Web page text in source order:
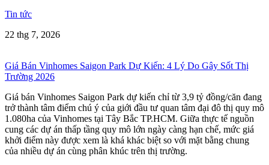
Tin tức
22 thg 7, 2026
Giá Bán Vinhomes Saigon Park Dự Kiến: 4 Lý Do Gây Sốt Thị
Trường 2026
Giá bán Vinhomes Saigon Park dự kiến chỉ từ 3,9 tỷ đồng/căn đang
trở thành tâm điểm chú ý của giới đầu tư quan tâm đại đô thị quy mô
1.080ha của Vinhomes tại Tây Bắc TP.HCM. Giữa thực tế nguồn
cung các dự án thấp tầng quy mô lớn ngày càng hạn chế, mức giá
khởi điểm này được xem là khá khác biệt so với mặt bằng chung
của nhiều dự án cùng phân khúc trên thị trường.